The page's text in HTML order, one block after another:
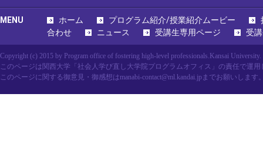
MENU ホーム プログラム紹介/授業紹介ムービー
合わせ
ニュース 受講生専用ページ 受
Copyright (c) 2015 by Program office of fostering high-level professionals.Kansai University.
このページは関西大学「社会人学び直し大学院プログラムオフィス」の責任で運用
このページに関する御意見・御感想はmanabi-contact@ml.kandai.jpまでお願いします